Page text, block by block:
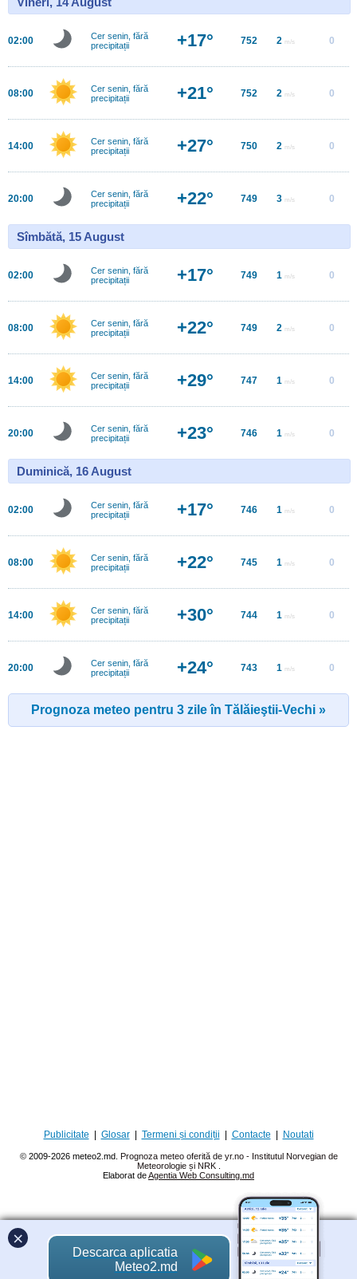
02:00
Cer senin, fără
precipitații
+17° 752 2 m/s 0
08:00
Cer senin, fără
precipitații
+21° 752 2 m/s 0
14:00
Cer senin, fără
precipitații
+27° 750 2 m/s 0
20:00
Cer senin, fără
precipitații
+22° 749 3 m/s 0
Sîmbătă, 15 August
02:00
Cer senin, fără
precipitații
+17° 749 1 m/s 0
08:00
Cer senin, fără
precipitații
+22° 749 2 m/s 0
14:00
Cer senin, fără
precipitații
+29° 747 1 m/s 0
20:00
Cer senin, fără
precipitații
+23° 746 1 m/s 0
Duminică, 16 August
02:00
Cer senin, fără
precipitații
+17° 746 1 m/s 0
08:00
Cer senin, fără
precipitații
+22° 745 1 m/s 0
14:00
Cer senin, fără
precipitații
+30° 744 1 m/s 0
20:00
Cer senin, fără
precipitații
+24° 743 1 m/s 0
Prognoza meteo pentru 3 zile în Tălăieştii-Vechi »
Publicitate Glosar| Termeni și condiții Contacte Noutati
© 2009-2026 meteo2.md. Prognoza meteo oferită de yr.no - Institutul Norvegian de
Meteorologie și NRK
Elaborat deAgentia Web Consulting.md
×
Descarca aplicatia
Meteo2.md